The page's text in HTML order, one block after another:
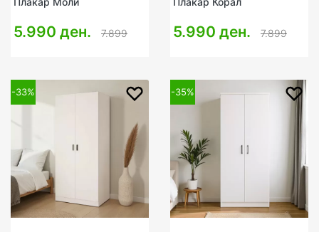
5.990 ден. 7.899 5.990 ден. 7.899
-33% -35%